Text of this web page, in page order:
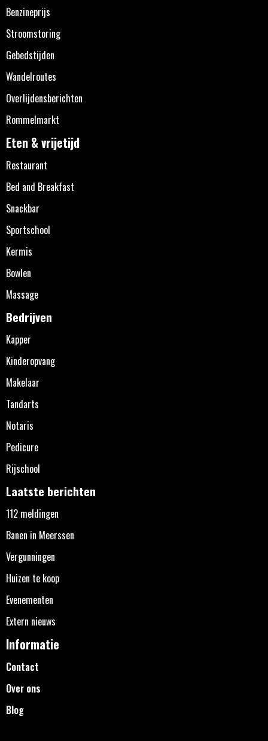
Benzineprijs
Stroomstoring
Gebedstijden
Wandelroutes
Overlijdensberichten
Rommelmarkt
Eten & vrijetijd
Restaurant
Bed and Breakfast
Snackbar
Sportschool
Kermis
Bowlen
Massage
Bedrijven
Kapper
Kinderopvang
Makelaar
Tandarts
Notaris
Pedicure
Rijschool
Laatste berichten
112 meldingen
Banen in Meerssen
Vergunningen
Huizen te koop
Evenementen
Extern nieuws
Informatie
Contact
Over ons
Blog